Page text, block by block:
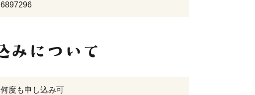
6897296
何度も申し込み可